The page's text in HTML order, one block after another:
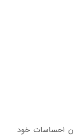
احساسات خود